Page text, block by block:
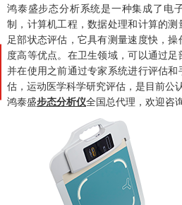
鸿泰盛步态分析系统是一种集成了电
制，计算机工程，数据处理和计算的
足部状态评估，它具有测量速度快，
度高等优点。在卫生领域，可以通过足
并在使用之前通过专家系统进行评估
估，运动医学科学研究评估，是目前公
鸿泰盛步态分析仪全国总代理，欢迎咨